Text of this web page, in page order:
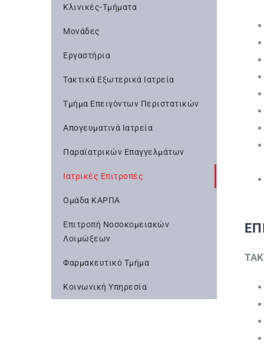
Κλινικές-Τμήματα
Μονάδες
Εργαστήρια
Τακτικά Εξωτερικά Ιατρεία
Τμήμα Επειγόντων Περιστατικών
Απογευματινά Ιατρεία
Παραϊατρικών Επαγγελμάτων
Ιατρικές Επιτροπές
Ομάδα ΚΑΡΠΑ
Επιτροπή Νοσοκομειακών
Λοιμώξεων
Φαρμακευτικό Τμήμα
Κοινωνική Υπηρεσία